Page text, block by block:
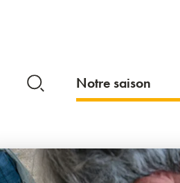
Notre saison